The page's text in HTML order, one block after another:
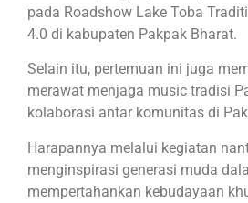
pada Roadshow Lake Toba
4.0 di kabupaten Pakpak Bharat.
Selain itu, pertemuan ini juga
merawat menjaga music tradisi
kolaborasi antar komunitas di
Harapannya melalui kegiatan
menginspirasi generasi muda
mempertahankan kebudayaan